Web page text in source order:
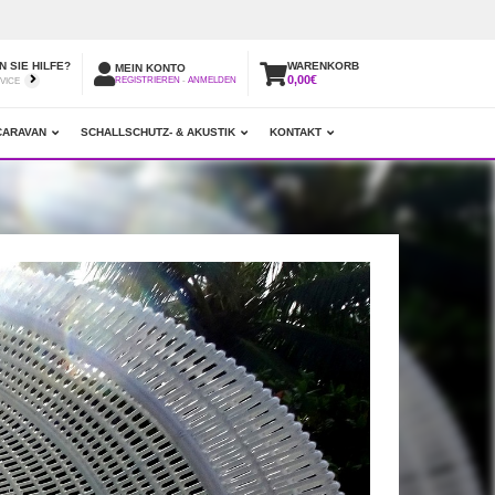
SIE HILFE? MEIN KONTO
REGISTRIEREN - ANMELDEN
WARENKORB
0,00€
SCHALLSCHUTZ- & AKUSTIK KONTAKT